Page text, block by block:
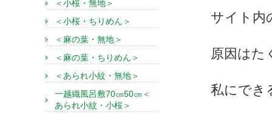
サイト内
原因はた
私にでき
＜小桜・無地＞
＜小桜・ちりめん＞
＜麻の葉・無地＞
＜麻の葉・ちりめん＞
＜あられ小紋・無地＞
一越織風呂敷70㎝50㎝＜
あられ小紋・小桜＞